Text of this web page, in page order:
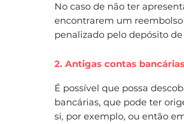
No caso de não ter
encontrarem um
penalizado pelo depósito
2. Antigas contas bancárias
É possível que possa
bancárias, que pode ter
si, por exemplo, ou então